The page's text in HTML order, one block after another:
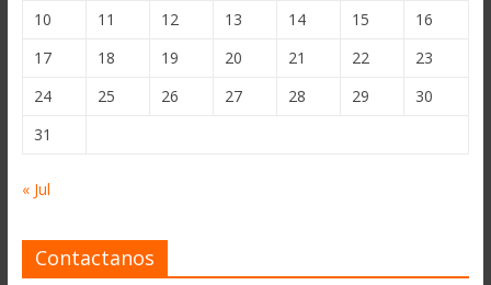
10
11 12 13 14 15
16
17
18 19 20 21 22
23
24
25 26 27 28 29
30
31
« Jul
Contactanos